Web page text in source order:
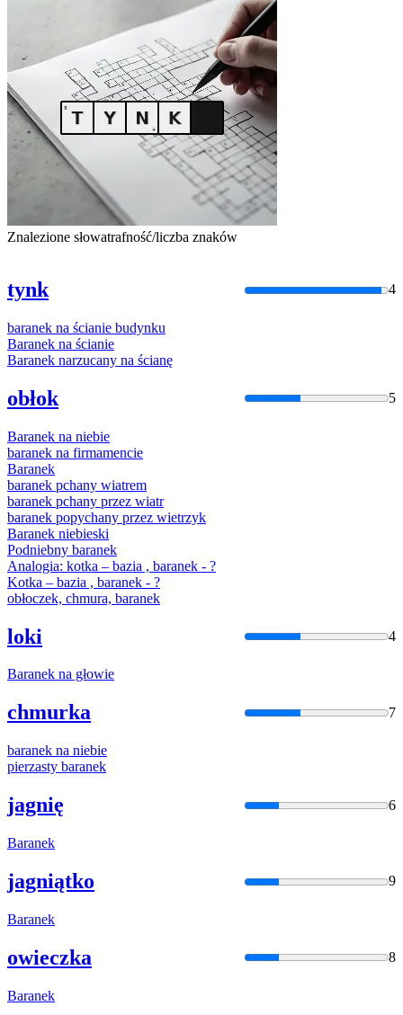
Znalezione słowatrafność/liczba znaków
tynk 4
baranek na ścianie budynku
Baranek na ścianie
Baranek narzucany na ścianę
obłok 5
Baranek na niebie
baranek na firmamencie
Baranek
baranek pchany wiatrem
baranek pchany przez wiatr
baranek popychany przez wietrzyk
Baranek niebieski
Podniebny baranek
Analogia: kotka – bazia , baranek - ?
Kotka – bazia , baranek - ?
obłoczek, chmura, baranek
loki 4
Baranek na głowie
chmurka 7
baranek na niebie
pierzasty baranek
jagnię 6
Baranek
jagniątko 9
Baranek
owieczka 8
Baranek